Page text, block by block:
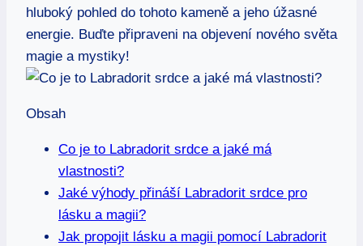
hluboký pohled do tohoto kameně a jeho úžasné
energie. Buďte připraveni na objevení nového světa
magie a mystiky!
Obsah
Co je to Labradorit srdce a jaké má
vlastnosti?
Jaké výhody přináší Labradorit srdce pro
lásku a magii?
Jak propojit lásku a magii pomocí Labradorit